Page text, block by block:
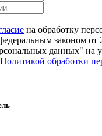
на обработку
законом от
данных" на
Политикой обработки